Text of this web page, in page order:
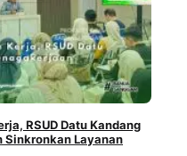
RSUD Datu Kandang
Sinkronkan Layanan